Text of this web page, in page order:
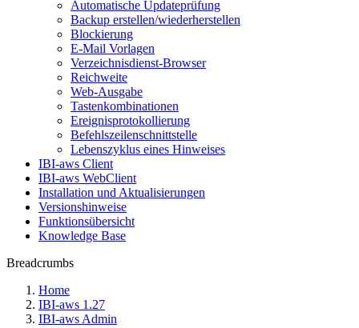
Automatische Updateprüfung
Backup erstellen/wiederherstellen
Blockierung
E-Mail Vorlagen
Verzeichnisdienst-Browser
Reichweite
Web-Ausgabe
Tastenkombinationen
Ereignisprotokollierung
Befehlszeilenschnittstelle
Lebenszyklus eines Hinweises
IBI-aws Client
IBI-aws WebClient
Installation und Aktualisierungen
Versionshinweise
Funktionsübersicht
Knowledge Base
Breadcrumbs
Home
IBI-aws 1.27
IBI-aws Admin